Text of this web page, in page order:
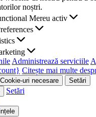
noștri.
Mereu activ
Administrează serviciile
Citește mai multe
Cookie-uri necesare
Setări
Setări